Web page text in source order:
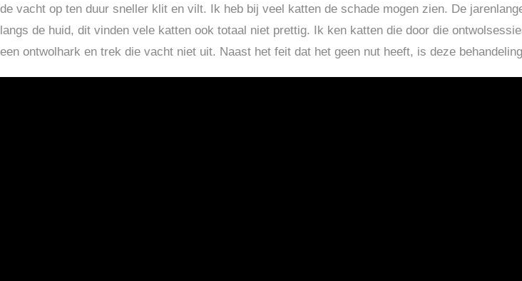
de vacht op ten duur sneller klit en vilt. Ik heb bij veel katten de schade mogen zien. De
langs de huid, dit vinden vele katten ook totaal niet prettig. Ik ken katten die door die
een ontwolhark en trek die vacht niet uit. Naast het feit dat het geen nut heeft, is deze